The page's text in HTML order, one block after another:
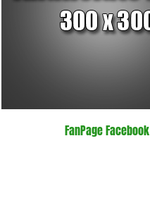
FanPage Facebook